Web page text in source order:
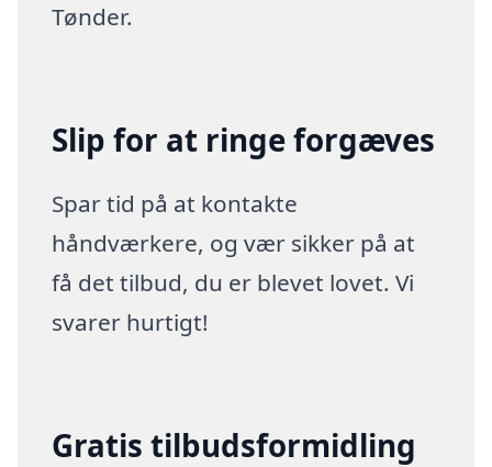
Tønder.
Slip for at ringe forgæves
Spar tid på at kontakte
håndværkere, og vær sikker på at
få det tilbud, du er blevet lovet. Vi
svarer hurtigt!
Gratis tilbudsformidling